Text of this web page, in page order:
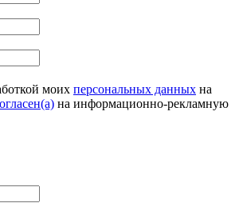
моих персональных данных на
на информационно-рекламную